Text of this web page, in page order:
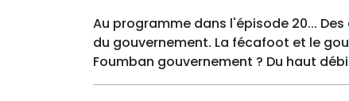
Au programme dans l'épisode 20...
du gouvernement. La fécafoot et le
Foumban gouvernement ? Du haut